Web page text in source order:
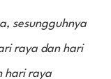
sesungguhnya
raya dan hari
hari raya